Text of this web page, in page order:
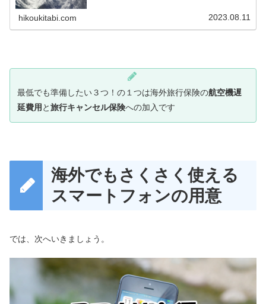
hikoukitabi.com 2023.08.11
最低でも準備したい３つ！の１つは海外旅行保険の航空機遅
延費用 と旅行キャンセル保険への加入です
海外でもさくさく使える
スマートフォンの用意
では、次へいきましょう。